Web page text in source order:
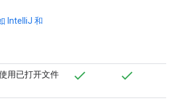
IntelliJ 和
用已打开文件